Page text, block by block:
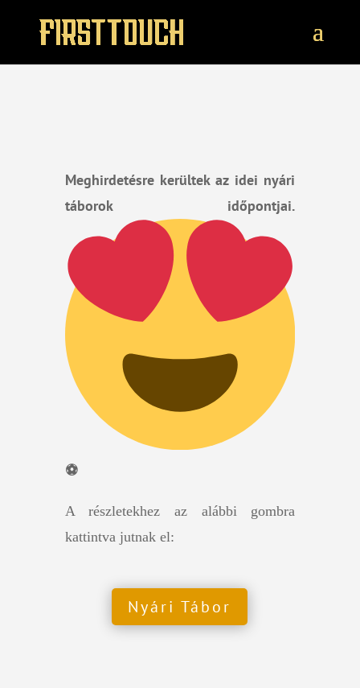
Meghirdetésre kerültek az idei nyári
táborok időpontjai.
⚽️
A részletekhez az alábbi gombra
kattintva jutnak el:
Nyári Tábor